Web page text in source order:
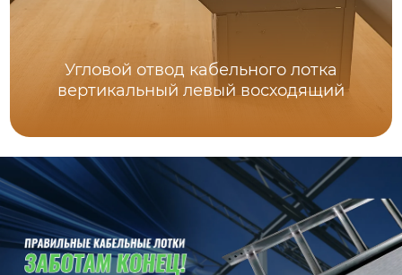
Угловой отвод кабельного лотка
вертикальный левый восходящий